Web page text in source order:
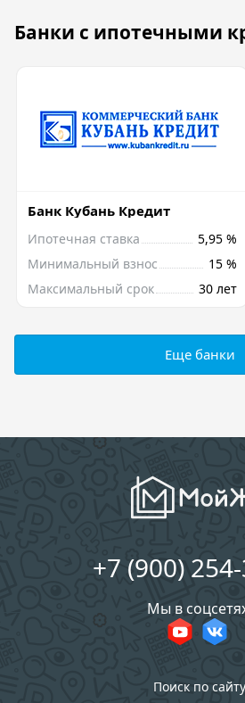
Банки с ипотечными
Банк Кубань Кредит
Ипотечная ставка
5,95 %
Минимальный взнос
15 %
Максимальный срок
30 лет
Еще банки
+7 (900)
Мы в
Поиск по сайту